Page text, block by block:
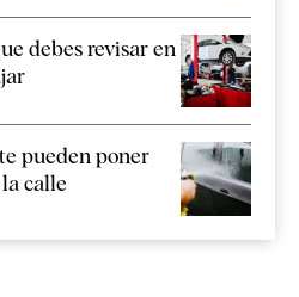
debes revisar en
pueden poner
calle